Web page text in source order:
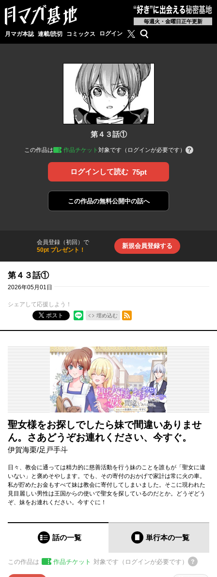
毎週火・金曜日正午更新
月マガ本誌 連載/読切 コミックス ログイン 月マガ基地公式X
検索
第４３話①
この作品は 作品チケット 対象です（ログインが必要です）
ログインして読む 75pt
この作品の無料公開中の話へ
会員登録（初回）で
50pt プレゼント！
新規会員登録する
第４３話①
2026年05月01日
シェアして応援しよう！
ポスト
埋め込む
RSSフィード
聖女様をお探しでしたら妹で間違いありませ
ん。さあどうぞお連れください、今すぐ。
伊賀海栗/足戸手斗
日々、教会に通っては精力的に慈善活動を行う妹のことを誰もが「聖女に違
いない」と褒めそやします。でも、その寄付のおかげで家計は常に火の車。
私が貯めたお金もすべて妹は教会に寄付してしまいました。そこに現われた
見目麗しい男性は王国からの使いで聖女を探しているのだとか。どうぞどう
ぞ、妹をお連れください。今すぐに！
話の一覧 単行本の一覧
この作品は 作品チケット 対象です（ログインが必要です）